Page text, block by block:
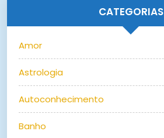
CATEGORIAS
Amor
Astrologia
Autoconhecimento
Banho